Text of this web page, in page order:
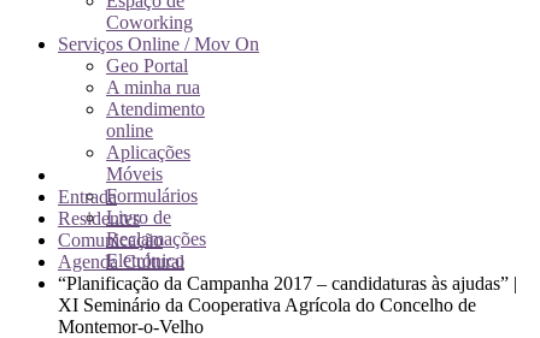
Coworking
Serviços Online / Mov On
Geo Portal
A minha rua
Atendimento
online
Aplicações
Móveis
Formulários
Livro de
Reclamações
Eletrónico
Entrada
Residentes
Comunicação
Agenda Cultural
“Planificação da Campanha 2017 – candidaturas às ajudas” |
XI Seminário da Cooperativa Agrícola do Concelho de
Montemor-o-Velho